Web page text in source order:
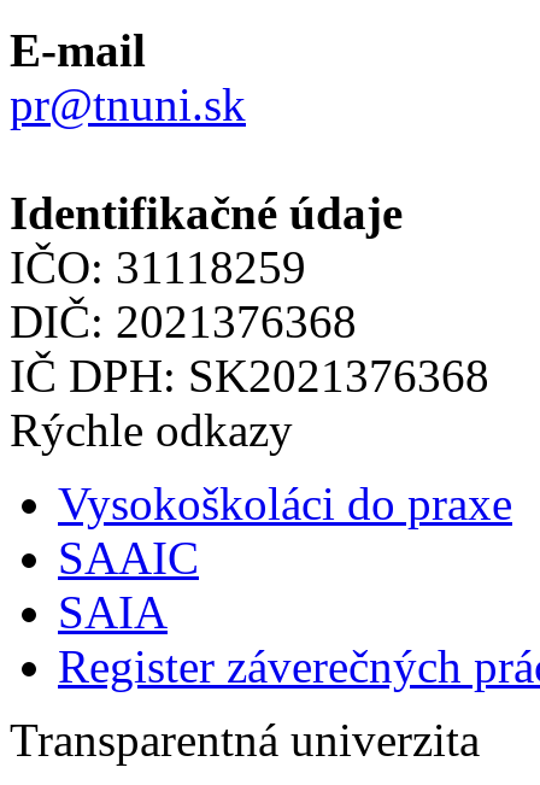
E-mail
pr@tnuni.sk
Identifikačné údaje
IČO: 31118259
DIČ: 2021376368
IČ DPH: SK2021376368
Rýchle odkazy
Vysokoškoláci do praxe
SAAIC
SAIA
Register záverečných
Transparentná univerzita